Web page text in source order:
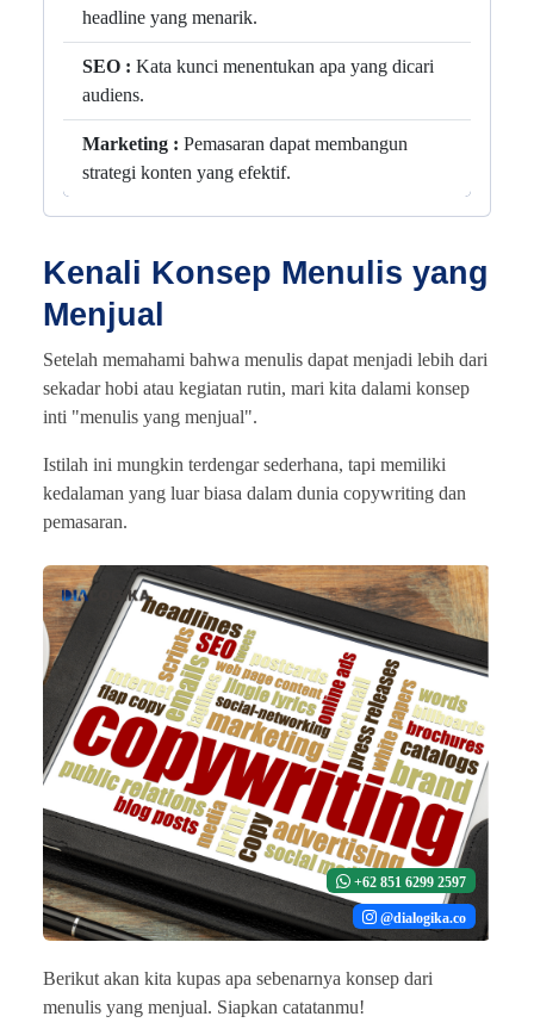
headline yang menarik.
SEO : Kata kunci menentukan apa yang dicari
audiens.
Marketing : Pemasaran dapat membangun
strategi konten yang efektif.
Kenali Konsep Menulis yang
Menjual
Setelah memahami bahwa menulis dapat menjadi lebih dari
sekadar hobi atau kegiatan rutin, mari kita dalami konsep
inti "menulis yang menjual".
Istilah ini mungkin terdengar sederhana, tapi memiliki
kedalaman yang luar biasa dalam dunia copywriting dan
pemasaran.
+62 851 6299 2597
@dialogika.co
Berikut akan kita kupas apa sebenarnya konsep dari
menulis yang menjual. Siapkan catatanmu!